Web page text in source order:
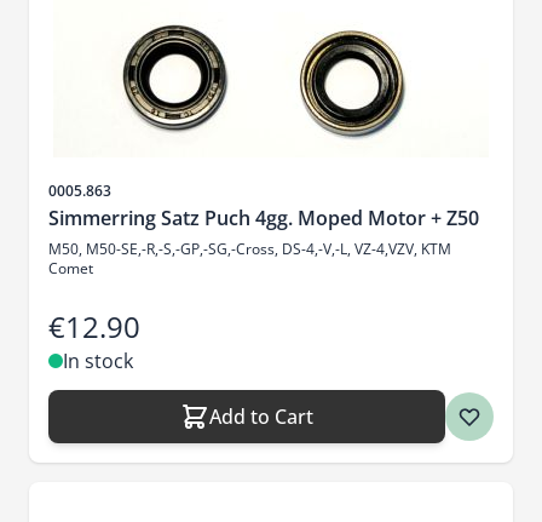
Sku
0005.863
Simmerring Satz Puch 4gg. Moped Motor + Z50
M50, M50-SE,-R,-S,-GP,-SG,-Cross, DS-4,-V,-L, VZ-4,VZV, KTM
Comet
€12.90
In stock
Add to Cart